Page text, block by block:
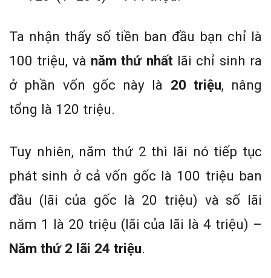
Ta nhận thấy số tiền ban đầu bạn chỉ là
100 triệu, và năm thứ nhấtlãi chỉ sinh ra
ở phần vốn gốc này là 20 triệu, nâng
tổng là 120 triệu.
Tuy nhiên, năm thứ 2 thì lãi nó tiếp tục
phát sinh ở cả vốn gốc là 100 triệu ban
đầu (lãi của gốc là 20 triệu) và số lãi
năm 1 là 20 triệu (lãi của lãi là 4 triệu) –
Năm thứ 2 lãi 24 triệu.